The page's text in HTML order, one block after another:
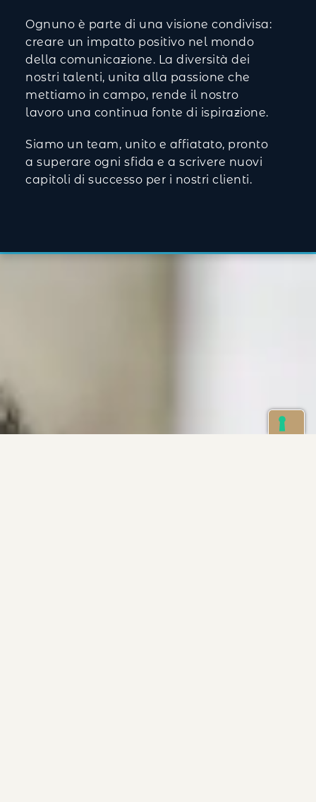
Ognuno è parte di una visione condivisa:
creare un impatto positivo nel mondo
della comunicazione. La diversità dei
nostri talenti, unita alla passione che
mettiamo in campo, rende il nostro
lavoro una continua fonte di ispirazione.
Siamo un team, unito e affiatato, pronto
a superare ogni sfida e a scrivere nuovi
capitoli di successo per i nostri clienti.